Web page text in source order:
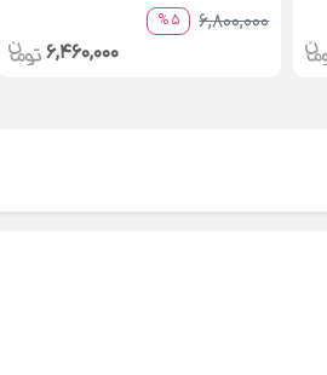
5 %
6,800,000
6,460,000